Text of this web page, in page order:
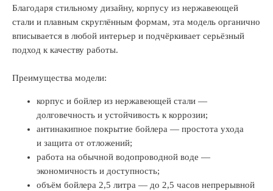
Благодаря стильному дизайну, корпусу из нержавеющей
стали и плавным скруглённым формам, эта модель органично
вписывается в любой интерьер и подчёркивает серьёзный
подход к качеству работы.
Преимущества модели:
корпус и бойлер из нержавеющей стали —
долговечность и устойчивость к коррозии;
антинакипное покрытие бойлера — простота ухода
и защита от отложений;
работа на обычной водопроводной воде —
экономичность и доступность;
объём бойлера 2,5 литра — до 2,5 часов непрерывной